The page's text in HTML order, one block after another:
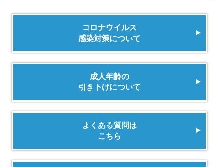
コロナウイルス
感染対策について
成人年齢の
引き下げについて
よくある質問は
こちら